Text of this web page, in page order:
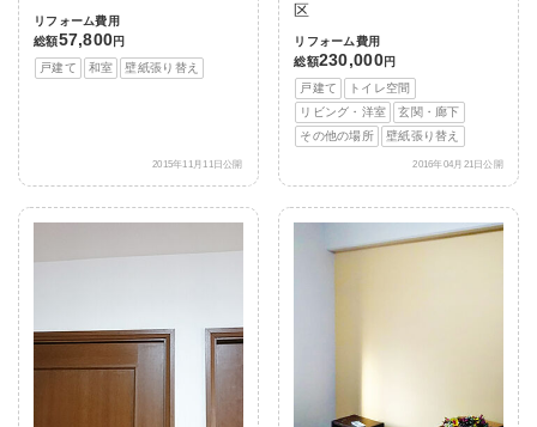
リフォーム費用
総額57,800円
戸建て
和室 壁紙張り替え
2015年11月11日公開
区
リフォーム費用
総額230,000円
戸建て
トイレ空間
リビング・洋室
玄関・廊下
その他の場所
壁紙張り替え
2016年04月21日公開